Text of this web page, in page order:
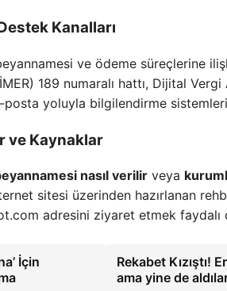
Kanalları
ve ödeme süreçlerine
189 numaralı hattı, Dijital Vergi
posta yoluyla bilgilendirme
ve Kaynaklar
nasıl verilir veya
sitesi üzerinden hazırlanan
adresini ziyaret etmek faydalı
İçin
Rekabet Kızıştı!
ama yine de